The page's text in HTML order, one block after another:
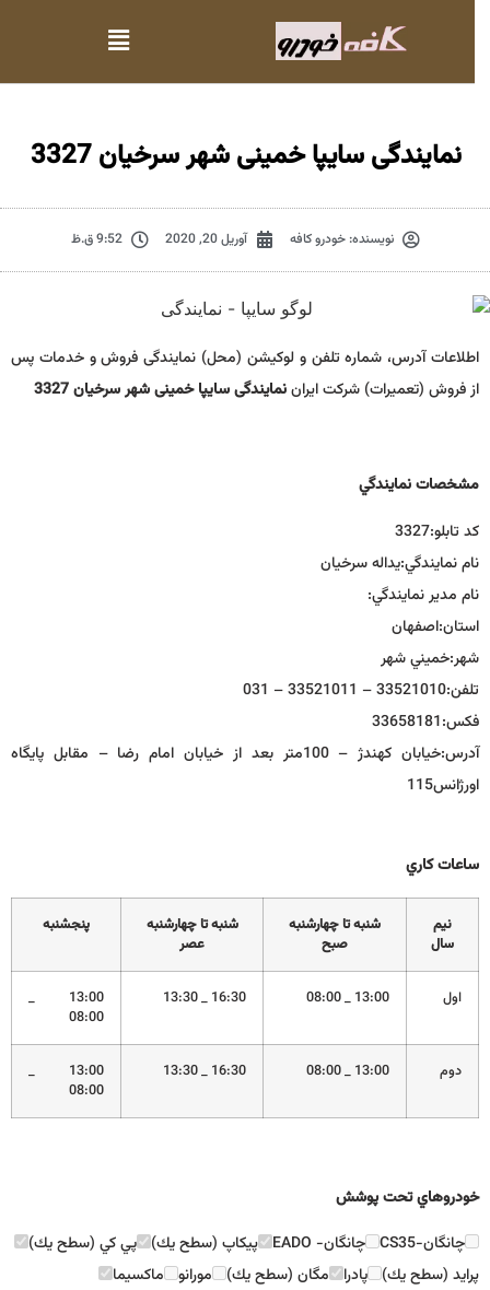
نمایندگی سایپا خمینی شهر سرخیان 3327
نویسنده:خودرو کافه آوریل 20, 2020 9:52 ق.ظ
اطلاعات آدرس، شماره تلفن و لوکیشن (محل) نمایندگی فروش و خدمات پس
از فروش (تعمیرات) شرکت ایراننمایندگی سایپا خمینی شهر سرخیان 3327
مشخصات نمايندگي
كد تابلو:3327
نام نمايندگي:يداله سرخيان
نام مدير نمايندگي:
استان:اصفهان
شهر:خميني شهر
تلفن:33521010 – 33521011 – 031
فكس:33658181
آدرس:
خيابان كهندژ – 100متر بعد از خيابان امام رضا – مقابل پايگاه
اورژانس115
ساعات كاري
نيم
سال
شنبه تا چهارشنبه
صبح
شنبه تا چهارشنبه
عصر
پنجشنبه
اول 13:00 _ 08:00
16:30 _ 13:30
13:00 _
08:00
دوم 13:00 _ 08:00
16:30 _ 13:30
13:00 _
08:00
خودروهاي تحت پوشش
چانگان-CS35
چانگان- EADO پيكاپ (سطح يك) پي كي (سطح يك)
پرايد (سطح يك) پادرا مگان (سطح يك) مورانو ماكسيما